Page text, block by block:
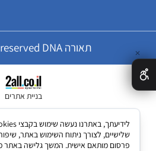
תאורה All rights reserved DNA
בניית אתרים
✕
שלישיים, לצורך ניתוח השימוש באתר,
פרסום מותאם אישית. המשך גלישה באתר